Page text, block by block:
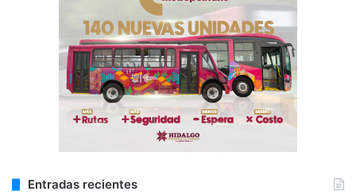
Entradas recientes